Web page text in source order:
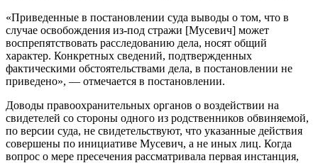
«Приведенные в постановлении суда выводы о том, что в
случае освобождения из-под стражи [Мусевич] может
воспрепятствовать расследованию дела, носят общий
характер. Конкретных сведений, подтвержденных
фактическими обстоятельствами дела, в постановлении не
приведено», — отмечается в постановлении.
Доводы правоохранительных органов о воздействии на
свидетелей со стороны одного из родственников обвиняемой,
по версии суда, не свидетельствуют, что указанные действия
совершены по инициативе Мусевич, а не иных лиц. Когда
вопрос о мере пресечения рассматривала первая инстанция,